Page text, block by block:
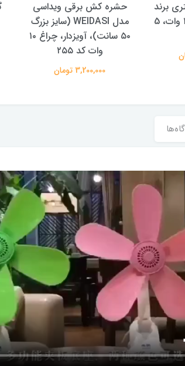
2/2 لیتری برند
سیلور کرست، ۱۸۰۰ وات، 5
حشره کش برقی ویداسی
مدل WEIDASI (سایز بزرگ
۵۰ سانت)، آویزدار، چراغ ۱۰
وات کد ۲۵۵
3,200,000 تومان